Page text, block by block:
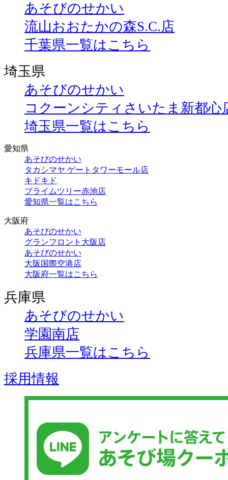
あそびのせかい
流山おおたかの森S.C.店
千葉県一覧はこちら
埼玉県
あそびのせかい
コクーンシティさいたま新都心
埼玉県一覧はこちら
愛知県
あそびのせかい
タカシマヤ ゲートタワーモール店
キドキド
プライムツリー赤池店
愛知県一覧はこちら
大阪府
あそびのせかい
グランフロント大阪店
あそびのせかい
大阪国際空港店
大阪府一覧はこちら
兵庫県
あそびのせかい
学園南店
兵庫県一覧はこちら
採用情報